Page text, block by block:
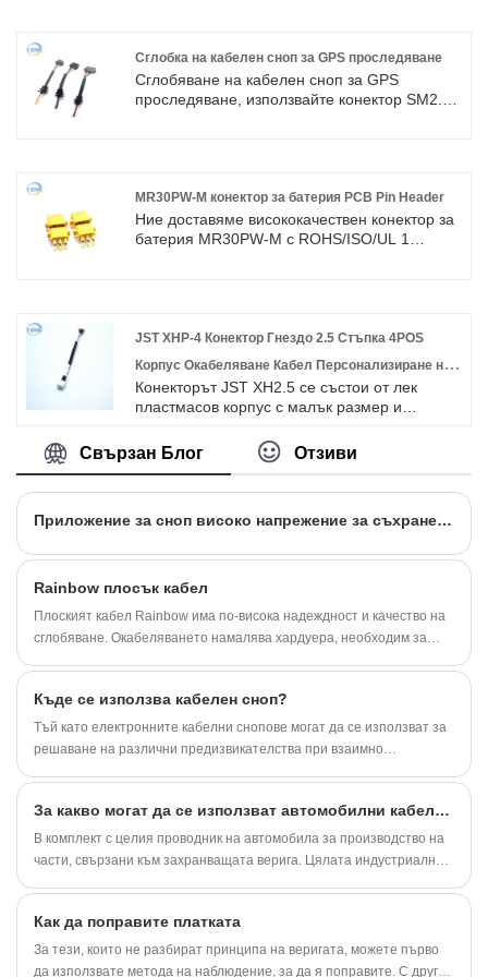
Сглобка на кабелен сноп за GPS проследяване
Сглобяване на кабелен сноп за GPS
проследяване, използвайте конектор SM2.5,
MR30PW-M конектор за батерия PCB Pin Header
Ние доставяме висококачествен конектор за
батерия MR30PW-M с ROHS/ISO/UL 1
Азия, Европа и Америка. Очакваме да
станем ваш дългосрочен партньор в Китай.
JST XHP-4 Конектор Гнездо 2.5 Стъпка 4POS
Корпус Окабеляване Кабел Персонализиране на
кабел
Конекторът JST XH2.5 се състои от лек
пластмасов корпус с малък размер и
Свързан Блог Отзиви
Приложение за сноп високо напрежение за съхранение на енергия
Rainbow плосък кабел
Плоският кабел Rainbow има по-висока надеждност и качество на
сглобяване. Окабеляването намалява хардуера, необходим за
използват в традиционните електронни опаковки, така че
окабеляването може да осигури по-висока надеждност и качество
на сглобяване.
Къде се използва кабелен сноп?
Тъй като електронните кабелни снопове могат да се използват за
решаване на различни предизвикателства при взаимно
кабелни снопове? По-долу инженерът по свързване на Shenzhen
YDR Connector Co.Ltd ще представи 8 индустрии на приложение
на електронни кабелни снопове.
За какво могат да се използват автомобилни кабелни снопове?
В комплект с целия проводник на автомобила за производство на
части, свързани към захранващата верига. Цялата индустриална
Как да поправите платката
За тези, които не разбират принципа на веригата, можете първо
да използвате метода на наблюдение, за да я поправите. С други